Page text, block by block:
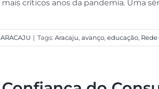
mais críticos anos da pandemia. Uma
ARACAJU | Tags: Aracaju, avanço, educação,